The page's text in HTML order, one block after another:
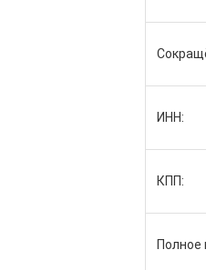
ИНН:
КПП:
Полное